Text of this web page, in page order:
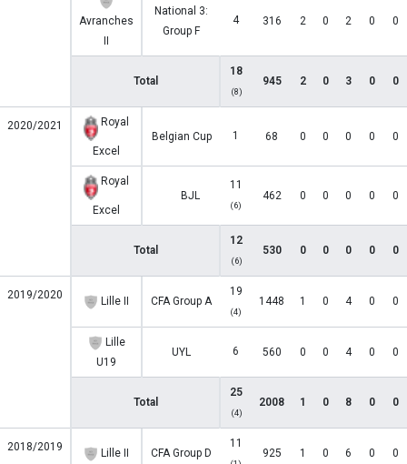
Avranches
National 3:
Group F
4 316 2 0 2 0 0
Total
18
(8)
945 2 0 3 0 0
2020/2021 Royal
Excel
Belgian Cup 1 68 0 0 0 0 0
Royal
Excel
BJL
11
(6)
462 0 0 0 0 0
Total
12
(6)
530 0 0 0 0 0
2019/2020 Lille II CFA Group A
19
(4)
1448 1 0 4 0 0
Lille
U19
UYL 6 560 0 0 4 0 0
Total
25
(4)
2008 1 0 8 0 0
2018/2019 Lille II CFA Group D
11
925 1 0 6 0 0